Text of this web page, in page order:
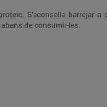
S’aconsella barrejar
de consumir-les.